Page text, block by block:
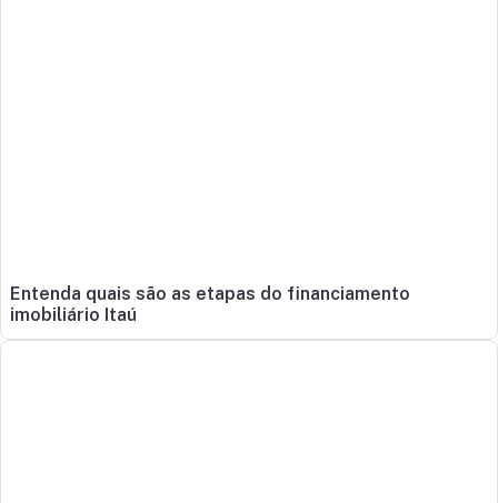
Entenda quais são as etapas do financiamento
imobiliário Itaú